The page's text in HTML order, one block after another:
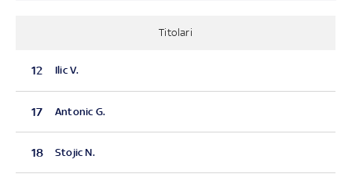
Titolari
12 Ilic V.
17 Antonic G.
18 Stojic N.